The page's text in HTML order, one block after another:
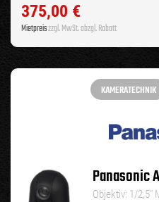
375,00 €
Mietpreiszzgl. MwSt. abzgl. Rabatt
KAMERATECHNIK
Panasonic
Objektiv: 1/2,5″